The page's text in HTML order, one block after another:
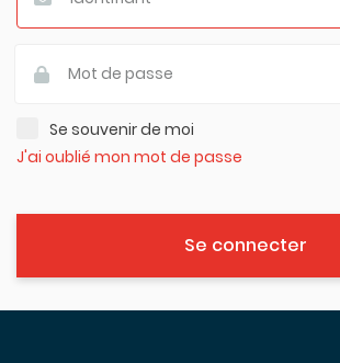
Se souvenir de moi
J'ai oublié mon mot de passe
Se connecter